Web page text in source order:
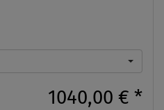
1040,00 € *